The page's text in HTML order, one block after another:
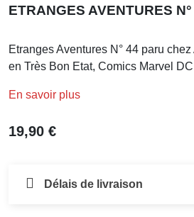
ETRANGES AVENTURES
Etranges Aventures N° 44 paru
en Très Bon Etat, Comics Marvel
En savoir plus
19,90 €
Délais de livraison